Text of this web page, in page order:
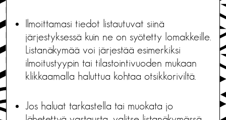
Ilmoittamasi tiedot listautuvat siinä
järjestyksessä kuin ne on syötetty lomakkeille.
Listanäkymää voi järjestää esimerkiksi
ilmoitustyypin tai tilastointivuoden mukaan
klikkaamalla haluttua kohtaa otsikkoriviltä.
Jos haluat tarkastella tai muokata jo